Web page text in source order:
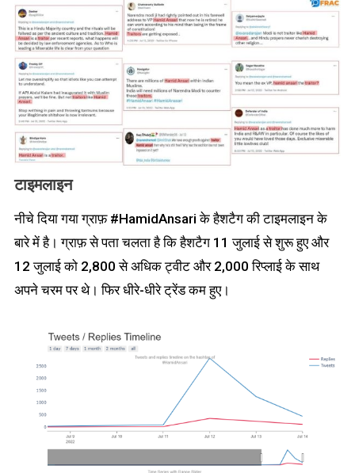
टाइमलाइन
नीचे दिया गया ग्राफ़ #HamidAnsari के हैशटैग की टाइमलाइन के
बारे में है। ग्राफ़ से पता चलता है कि हैशटैग 11 जुलाई से शुरू हुए और
12 जुलाई को 2,800 से अधिक ट्वीट और 2,000 रिप्लाई के साथ
अपने चरम पर थे। फिर धीरे-धीरे ट्रेंड कम हुए।